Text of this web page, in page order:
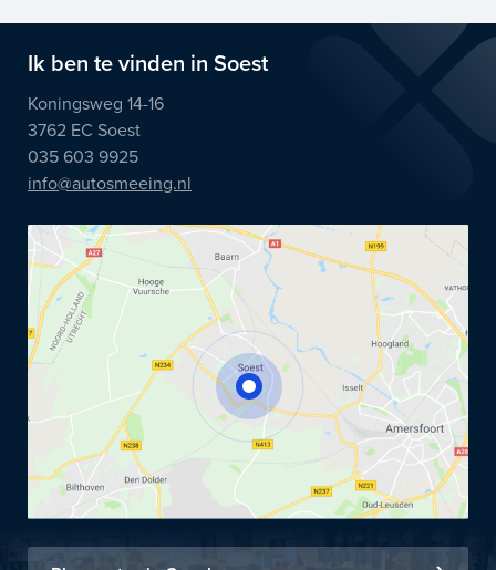
Ik ben te vinden in Soest
Koningsweg 14-16
3762 EC Soest
035 603 9925
info@autosmeeing.nl